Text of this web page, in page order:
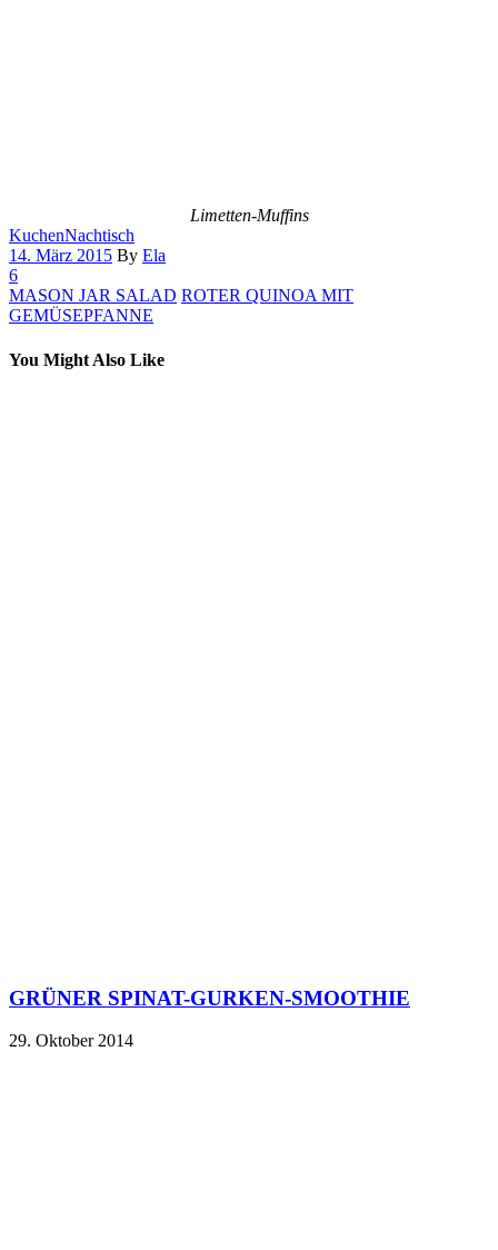
Limetten-Muffins
KuchenNachtisch
14. März 2015 By Ela
6
MASON JAR SALAD ROTER QUINOA MIT
GEMÜSEPFANNE
You Might Also Like
GRÜNER SPINAT-GURKEN-SMOOTHIE
29. Oktober 2014